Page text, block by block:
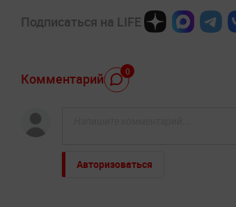
Подписаться на LIFE
Комментарий 0
Авторизоваться